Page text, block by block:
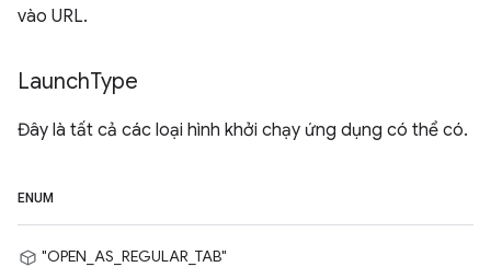
vào URL.
LaunchType
Đây là tất cả các loại hình khởi chạy ứng dụng có thể có.
ENUM
"OPEN_AS_REGULAR_TAB"